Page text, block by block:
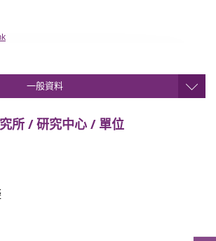
一般資料
所 / 研究中心 / 單位